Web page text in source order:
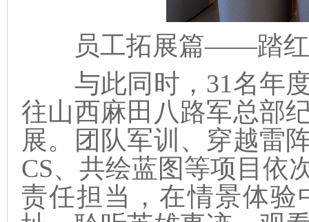
员工拓展篇——踏红
与此同时，31名年度
往山西麻田八路军总部
展。团队军训、穿越雷
CS、共绘蓝图等项目依
责任担当，在情景体